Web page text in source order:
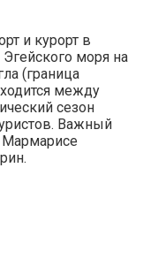
и курорт в
моря на
(граница
между
сезон
Важный
Мармарисе